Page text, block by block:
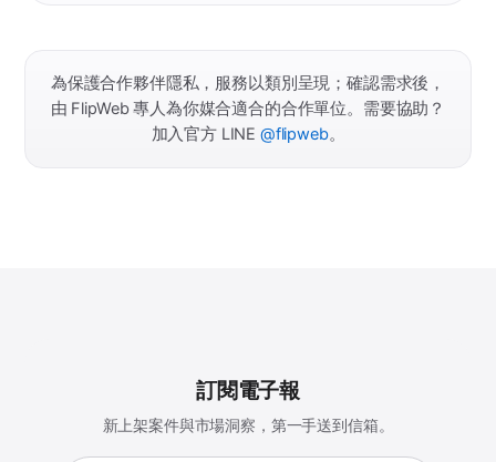
為保護合作夥伴隱私，服務以類別呈現；確認需求後，
由 FlipWeb 專人為你媒合適合的合作單位。需要協助？
加入官方 LINE @flipweb。
訂閱電子報
新上架案件與市場洞察，第一手送到信箱。